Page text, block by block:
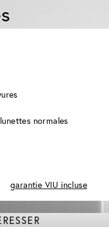
normales
garantie VIU incluse